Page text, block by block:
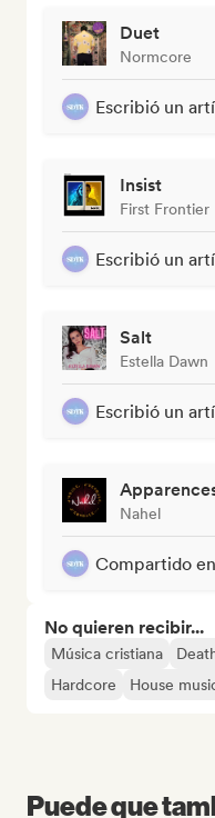
Duet
Normcore
Escribió un
Insist
First Frontier
Escribió un
Salt
Estella Dawn
Escribió un
Nahel
Compartido
No quieren recibir...
Música cristiana
Hardcore
House
Puede que